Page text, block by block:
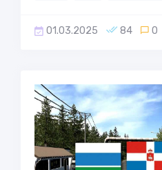
01.03.2025 84 0